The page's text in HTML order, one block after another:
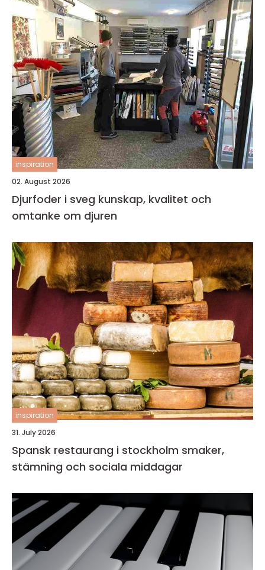
inspiration
02. August 2026
Djurfoder i sveg kunskap, kvalitet och
omtanke om djuren
inspiration
31. July 2026
Spansk restaurang i stockholm smaker,
stämning och sociala middagar